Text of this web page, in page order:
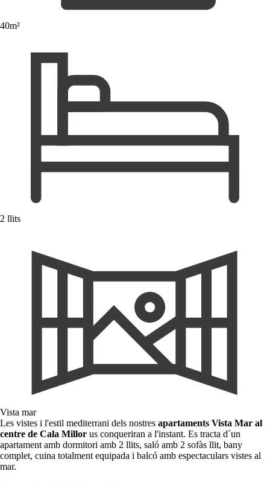
40m²
2 llits
Vista mar
Les vistes i l'estil mediterrani dels nostres apartaments Vista Mar al
centre de Cala Millor us conqueriran a l'instant. Es tracta d´un
apartament amb dormitori amb 2 llits, saló amb 2 sofàs llit, bany
complet, cuina totalment equipada i balcó amb espectaculars vistes al
mar.